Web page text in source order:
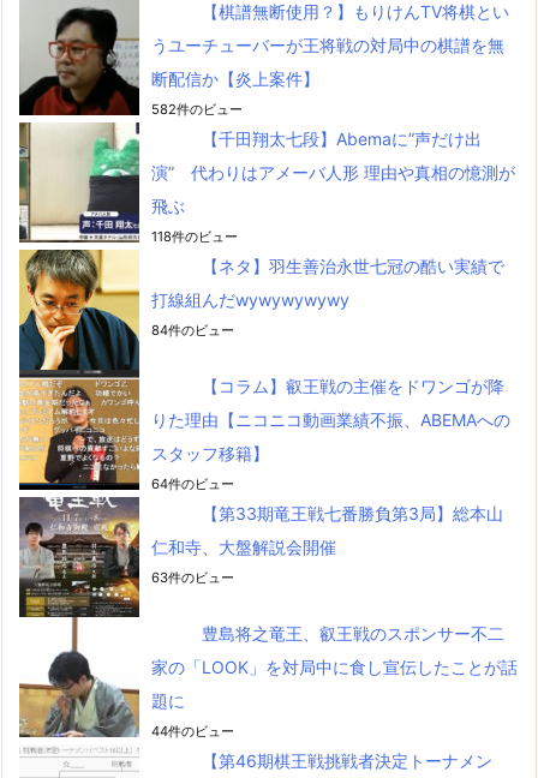
【棋譜無断使用？】もりけんTV将棋とい
うユーチューバーが王将戦の対局中の棋譜を無
断配信か【炎上案件】
582件のビュー
【千田翔太七段】Abemaに”声だけ出
演” 代わりはアメーバ人形 理由や真相の憶測が
飛ぶ
118件のビュー
【ネタ】羽生善治永世七冠の酷い実績で
打線組んだwywywywywy
84件のビュー
【コラム】叡王戦の主催をドワンゴが降
りた理由【ニコニコ動画業績不振、ABEMAへの
スタッフ移籍】
64件のビュー
【第33期竜王戦七番勝負第3局】総本山
仁和寺、大盤解説会開催
63件のビュー
豊島将之竜王、叡王戦のスポンサー不二
家の「LOOK」を対局中に食し宣伝したことが話
題に
44件のビュー
【第46期棋王戦挑戦者決定トーナメン